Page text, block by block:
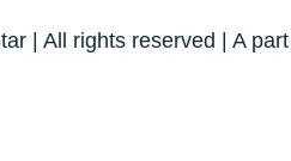
| All rights reserved | A part